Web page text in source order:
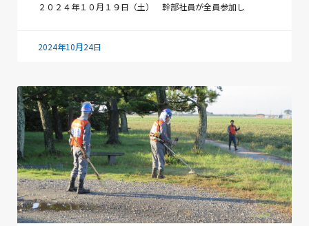
２０２４年１０月１９日（土） 幹部社員が全員参加し
2024年10月24日